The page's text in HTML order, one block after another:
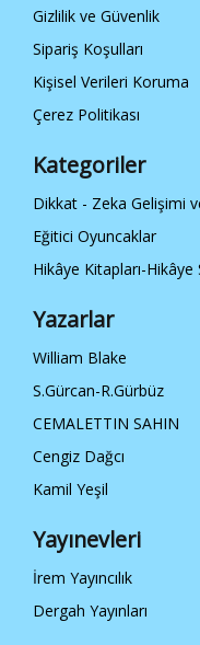
Gizlilik ve Güvenlik
Sipariş Koşulları
Kişisel Verileri Koruma
Çerez Politikası
Kategoriler
Dikkat - Zeka Gelişimi
Eğitici Oyuncaklar
Hikâye Kitapları-Hikâye
Yazarlar
William Blake
S.Gürcan-R.Gürbüz
CEMALETTIN SAHIN
Cengiz Dağcı
Kamil Yeşil
Yayınevleri
İrem Yayıncılık
Dergah Yayınları